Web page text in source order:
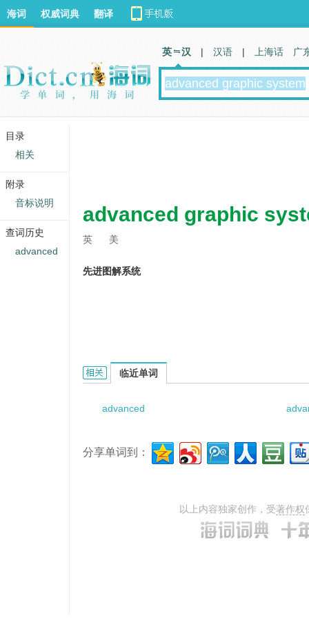
advanced graphic
英 美
先进图解系统
Advanced Graphic System的相关资料：
临近单词
advanced
分享单词到：
以上内容独家创作，受著作权
海词 权威词典 翻译
英 汉 | 汉语 | 上海话 广
目录
相关
附录
音标说明
查词历史
advanced